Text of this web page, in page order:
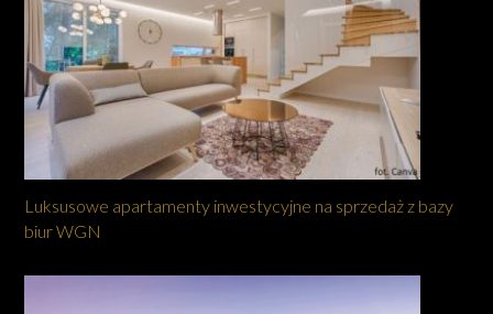
Luksusowe apartamenty inwestycyjne na sprzedaż z bazy
biur WGN